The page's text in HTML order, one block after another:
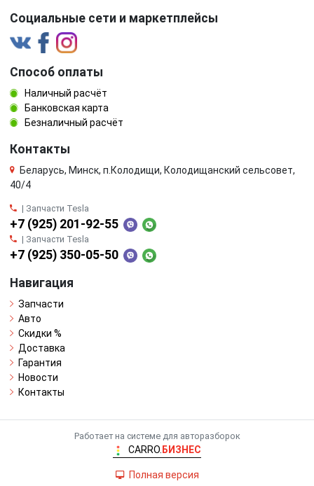
Социальные сети и маркетплейсы
Способ оплаты
Наличный расчёт
Банковская карта
Безналичный расчёт
Контакты
Беларусь, Минск, п.Колодищи, Колодищанский сельсовет,
40/4
| Запчасти Tesla
+7 (925) 201-92-55
| Запчасти Tesla
+7 (925) 350-05-50
Навигация
Запчасти
Авто
Скидки %
Доставка
Гарантия
Новости
Контакты
Работает на системе для авторазборок
CARRO. БИЗНЕС
Полная версия